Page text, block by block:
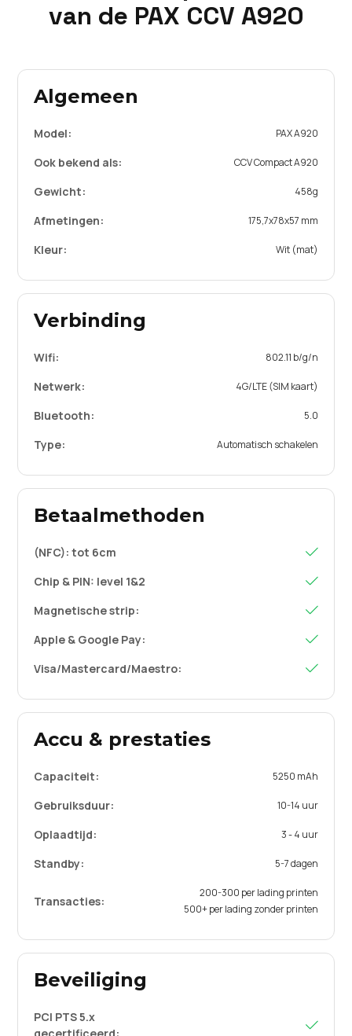
van de PAX CCV A920
Algemeen
Model: PAX A920
Ook bekend als: CCV Compact A920
Gewicht: 458g
Afmetingen: 175,7x78x57 mm
Kleur: Wit (mat)
Verbinding
Wifi: 802.11 b/g/n
Netwerk: 4G/LTE (SIM kaart)
Bluetooth: 5.0
Type: Automatisch schakelen
Betaalmethoden
(NFC): tot 6cm 
Chip & PIN: level 1&2 
Magnetische strip: 
Apple & Google Pay: 
Visa/Mastercard/Maestro: 
Accu & prestaties
Capaciteit: 5250 mAh
Gebruiksduur: 10-14 uur
Oplaadtijd: 3 - 4 uur
Standby: 5-7 dagen
Transacties:
200-300 per lading printen
500+ per lading zonder printen
Beveiliging
PCI PTS 5.x
